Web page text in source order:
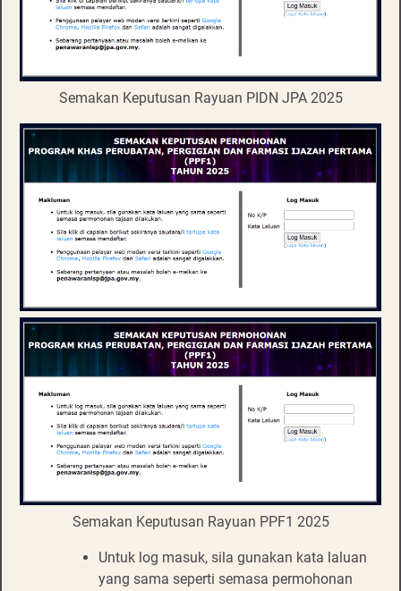
Semakan Keputusan Rayuan PIDN JPA 2025
Semakan Keputusan Rayuan PPF1 2025
Untuk log masuk, sila gunakan kata laluan
yang sama seperti semasa permohonan